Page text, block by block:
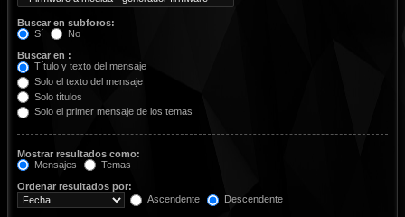
Buscar en subforos:
Sí
No
Buscar en :
Título y texto del mensaje
Solo el texto del mensaje
Solo títulos
Solo el primer mensaje de los temas
Mostrar resultados como:
Mensajes
Temas
Ordenar resultados por:
Ascendente
Descendente